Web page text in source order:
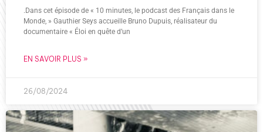
.Dans cet épisode de « 10 minutes, le podcast des Français dans le
Monde, » Gauthier Seys accueille Bruno Dupuis, réalisateur du
documentaire « Éloi en quête d’un
EN SAVOIR PLUS »
26/08/2024